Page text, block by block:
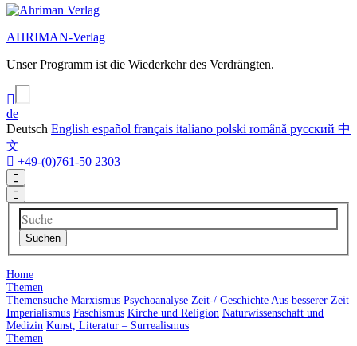
AHRIMAN-Verlag
Unser Programm ist die Wiederkehr des Verdrängten.
de
Deutsch English español français italiano polski română русский 中
文
+49-(0)761-50 2303
Home
Themen
Themensuche Marxismus Psychoanalyse Zeit-/ Geschichte Aus besserer Zeit
Imperialismus Faschismus Kirche und Religion Naturwissenschaft und
Medizin Kunst, Literatur – Surrealismus
Themen